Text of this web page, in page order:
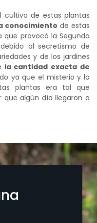
cultivo de estas plantas
conocimiento de estas
provocó la Segunda
al secretismo de
y de los jardines
la cantidad exacta de
ya que el misterio y la
plantas era tal que
que algún día llegaron a